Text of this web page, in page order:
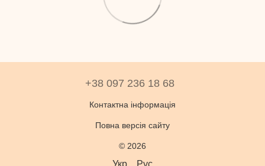
+38 097 236 18 68
Контактна інформація
Повна версія сайту
© 2026